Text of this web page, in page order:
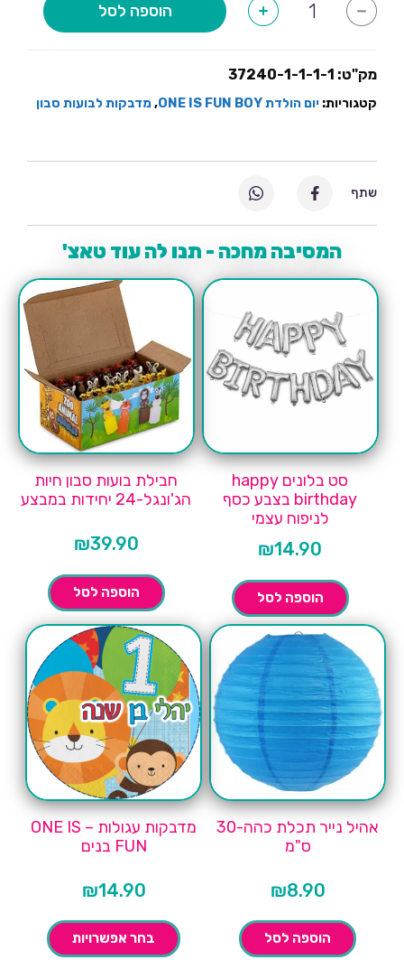
-
של
ONE
FUN
+ הוספה לסל
מק"ט: 37240-1-1-1-1
קטגוריות: יום הולדת ONE IS FUN BOY ,מדבקות לבועות סבון
המסיבה מחכה - תנו לה עוד טאצ'
סט בלונים happy
birthday בצבע כסף
לניפוח עצמי
₪14.90
הוספה לסל
חבילת בועות סבון חיות
הג'ונגל-24 יחידות במבצע
₪39.90
הוספה לסל
אהיל נייר תכלת כהה-30
ס"מ
₪8.90
הוספה לסל
מדבקות עגולות – ONE IS
FUN בנים
₪14.90
בחר אפשרויות
שתף